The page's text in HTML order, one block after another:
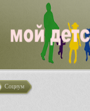
Социум